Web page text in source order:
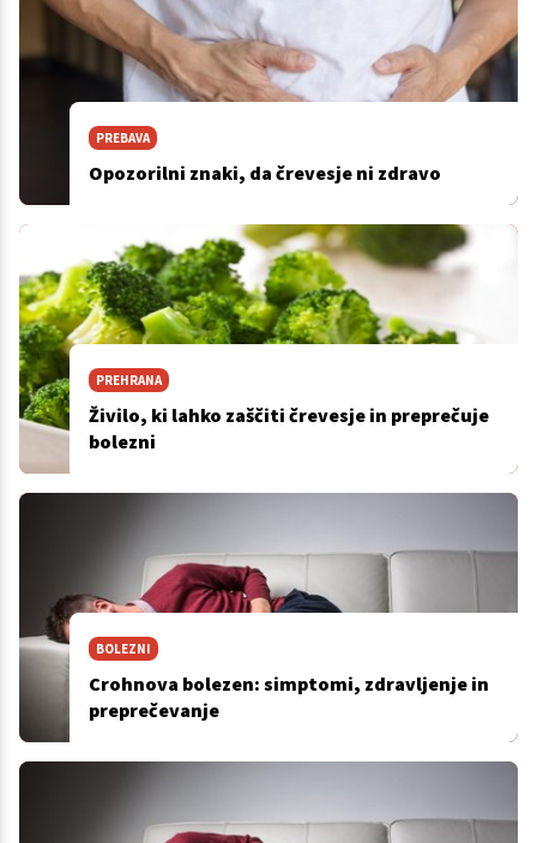
PREBAVA
Opozorilni znaki, da črevesje ni zdravo
PREHRANA
Živilo, ki lahko zaščiti črevesje in preprečuje
bolezni
BOLEZNI
Crohnova bolezen: simptomi, zdravljenje in
preprečevanje